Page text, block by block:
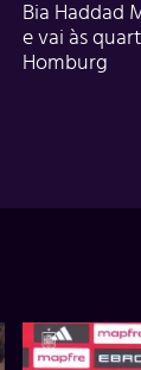
Bia Haddad
e vai às
Homburg